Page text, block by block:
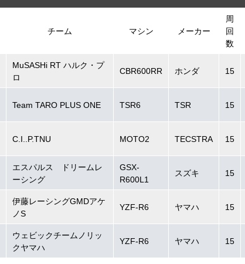
チーム マシン メーカー
周
回
数
MuSASHi RT ハルク・プ
ロ
CBR600RR ホンダ 15
Team TARO PLUS ONE TSR6 TSR 15
C.I..P.TNU MOTO2 TECSTRA 15
エスパルス ドリームレ
ーシング
GSX-
R600L1
スズキ 15
伊藤レーシングGMDアケ
ノS
YZF-R6 ヤマハ 15
ウェビックチームノリッ
クヤマハ
YZF-R6 ヤマハ 15